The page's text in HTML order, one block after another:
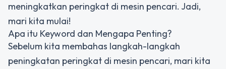
meningkatkan peringkat di mesin pencari. Jadi,
mari kita mulai!
Apa itu Keyword dan Mengapa Penting?
Sebelum kita membahas langkah-langkah
peningkatan peringkat di mesin pencari, mari kita